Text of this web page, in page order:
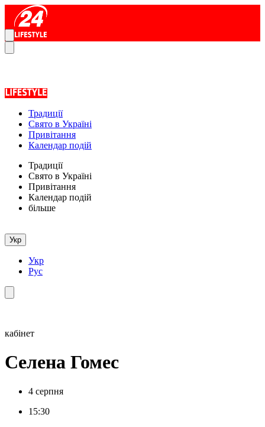
Традиції
Свято в Україні
Привітання
Календар подій
Традиції
Свято в Україні
Привітання
Календар подій
більше
Укр
Укр
Рус
кабінет
Селена Гомес
4 серпня
15:30